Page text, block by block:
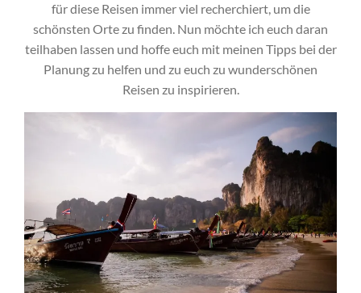
für diese Reisen immer viel recherchiert, um die
schönsten Orte zu finden. Nun möchte ich euch daran
teilhaben lassen und hoffe euch mit meinen Tipps bei der
Planung zu helfen und zu euch zu wunderschönen
Reisen zu inspirieren.